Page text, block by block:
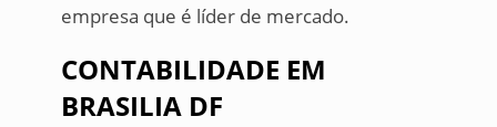
empresa que é líder de mercado.
CONTABILIDADE EM
BRASILIA DF